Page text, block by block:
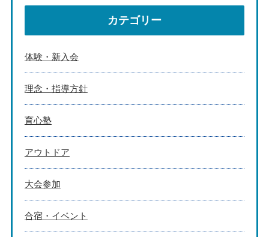
カテゴリー
体験・新入会
理念・指導方針
育心塾
アウトドア
大会参加
合宿・イベント